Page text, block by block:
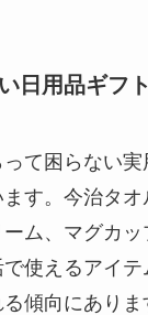
日用品ギフト
て困らない
す。今治タ
ム、マグカ
使えるアイ
傾向にあり